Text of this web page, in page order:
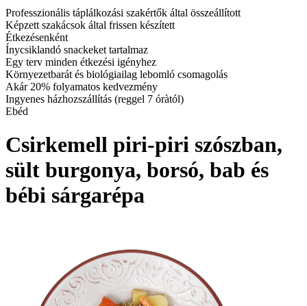
Professzionális táplálkozási szakértők által összeállított
Képzett szakácsok által frissen készített
Étkezésenként
Ínycsiklandó snackeket tartalmaz
Egy terv minden étkezési igényhez
Környezetbarát és biológiailag lebomló csomagolás
Akár 20% folyamatos kedvezmény
Ingyenes házhozszállítás (reggel 7 óràtól)
Ebéd
Csirkemell piri-piri szószban,
sült burgonya, borsó, bab és
bébi sárgarépa